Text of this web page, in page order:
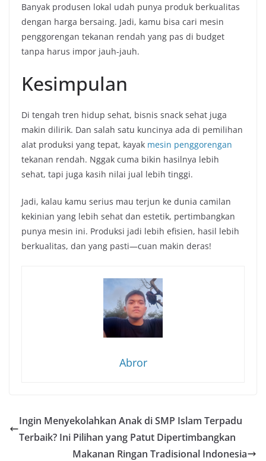
Banyak produsen lokal udah punya produk berkualitas
dengan harga bersaing. Jadi, kamu bisa cari mesin
penggorengan tekanan rendah yang pas di budget
tanpa harus impor jauh-jauh.
Kesimpulan
Di tengah tren hidup sehat, bisnis snack sehat juga
makin dilirik. Dan salah satu kuncinya ada di pemilihan
alat produksi yang tepat, kayak mesin penggorengan
tekanan rendah. Nggak cuma bikin hasilnya lebih
sehat, tapi juga kasih nilai jual lebih tinggi.
Jadi, kalau kamu serius mau terjun ke dunia camilan
kekinian yang lebih sehat dan estetik, pertimbangkan
punya mesin ini. Produksi jadi lebih efisien, hasil lebih
berkualitas, dan yang pasti—cuan makin deras!
Abror
Ingin Menyekolahkan Anak di SMP Islam Terpadu
Terbaik? Ini Pilihan yang Patut Dipertimbangkan
Makanan Ringan Tradisional Indonesia